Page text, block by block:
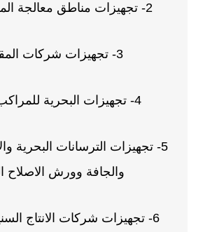
2- تجهيزات مناطق معالجة المواد البتروليه
3- تجهيزات شركات المقاولات
4- تجهيزات البحرية للمراكب والسفن
5- تجهيزات الترسانات البحرية
والجافة وورش الاصلاح
6- تجهيزات شركات الانتاج